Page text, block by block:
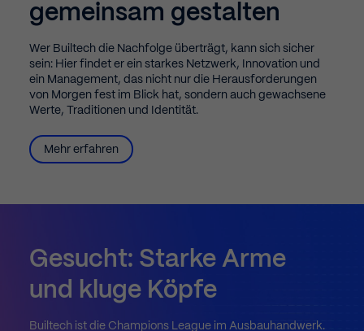
gemeinsam gestalten
Wer Builtech die Nachfolge überträgt, kann sich sicher
sein: Hier findet er ein starkes Netzwerk, Innovation und
ein Management, das nicht nur die Herausforderungen
von Morgen fest im Blick hat, sondern auch gewachsene
Werte, Traditionen und Identität.
Mehr erfahren
Gesucht: Starke Arme
und kluge Köpfe
Builtech ist die Champions League im Ausbauhandwerk.
Impressum